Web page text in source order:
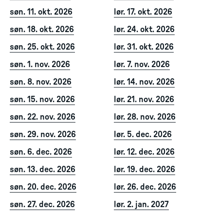
søn. 11. okt. 2026
lør. 17. okt. 2026
søn. 18. okt. 2026
lør. 24. okt. 2026
søn. 25. okt. 2026
lør. 31. okt. 2026
søn. 1. nov. 2026
lør. 7. nov. 2026
søn. 8. nov. 2026
lør. 14. nov. 2026
søn. 15. nov. 2026
lør. 21. nov. 2026
søn. 22. nov. 2026
lør. 28. nov. 2026
søn. 29. nov. 2026
lør. 5. dec. 2026
søn. 6. dec. 2026
lør. 12. dec. 2026
søn. 13. dec. 2026
lør. 19. dec. 2026
søn. 20. dec. 2026
lør. 26. dec. 2026
søn. 27. dec. 2026
lør. 2. jan. 2027